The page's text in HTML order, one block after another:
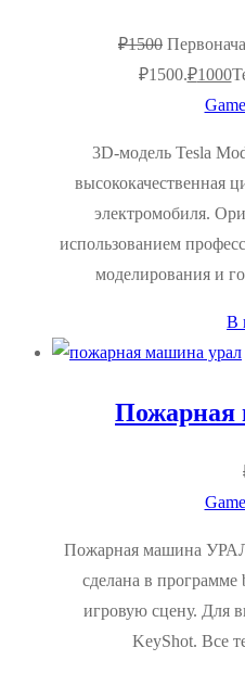
₽1500
₽1500.₽1000
3D-модель Tesla
высококачественная
электромобиля.
использованием
моделирования и
В
Пожарная машина
сделана в программе
игровую сцену. Для
KeyShot. Все